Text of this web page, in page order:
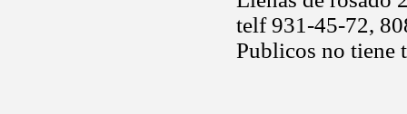
telf 931-45-72,
Publicos no tiene